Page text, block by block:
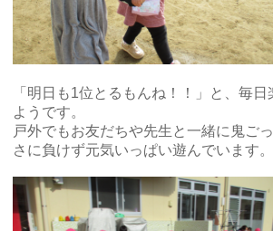
「明日も1位とるもんね！！」と、毎
ようです。
戸外でもお友だちや先生と一緒に鬼ご
さに負けず元気いっぱい遊んでいます。